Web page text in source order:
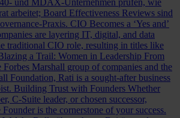
und MDAX-Unternehmen prüfen, wie
arbeitet; Board Effectiveness Reviews sind
Praxis. CIO Becomes a ‘Yes and’
are layering IT, digital, and data
traditional CIO role, resulting in titles like
a Trail: Women in Leadership From
Marshall group of companies and the
Foundation, Rati is a sought-after business
Building Trust with Founders Whether
C-Suite leader, or chosen successor,
is the cornerstone of your success.